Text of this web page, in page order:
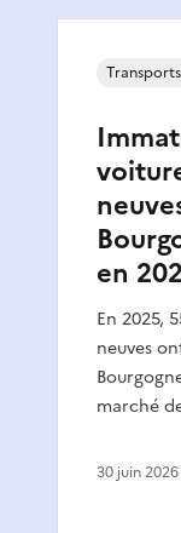
en
En 2025,
neuves
marché
30 juin 2026